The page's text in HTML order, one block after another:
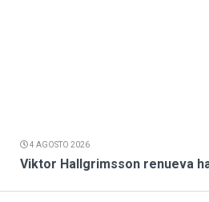
4 AGOSTO 2026
Viktor Hallgrimsson renueva